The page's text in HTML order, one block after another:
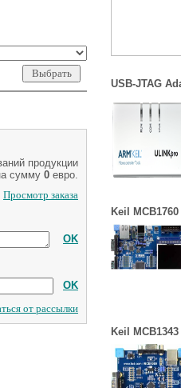
продукции
сумму 0 евро.
Просмотр заказа
OK
OK
от рассылки
USB-JTAG
Keil
Keil